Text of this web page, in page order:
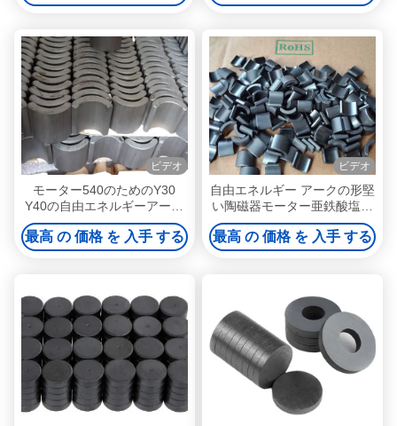
ビデオ
モーター540のためのY30
Y40の自由エネルギーアーク
の形の堅い陶磁器の磁石550
775
最高 の 価格 を 入手 する
ビデオ
自由エネルギー アークの形堅
い陶磁器モーター亜鉄酸塩の
磁石130 131
最高 の 価格 を 入手 する